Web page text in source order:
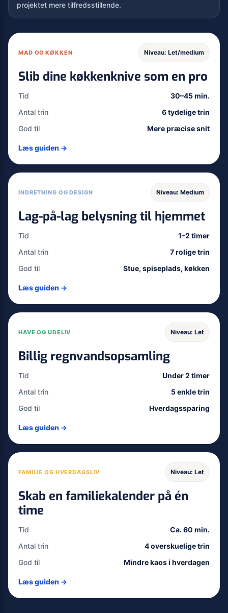
projektet mere tilfredsstillende.
MAD OG KØKKEN Niveau: Let/medium
Slib dine køkkenknive som en pro
Tid
30–45 min.
Antal trin
6 tydelige trin
God til
Mere præcise snit
Læs guiden →
INDRETNING OG DESIGN Niveau: Medium
Lag-på-lag belysning til hjemmet
Tid
1–2 timer
Antal trin
7 rolige trin
God til
Stue, spiseplads, køkken
Læs guiden →
HAVE OG UDELIV Niveau: Let
Billig regnvandsopsamling
Tid
Under 2 timer
Antal trin
5 enkle trin
God til
Hverdagssparing
Læs guiden →
FAMILIE OG HVERDAGSLIV Niveau: Let
Skab en familiekalender på én
time
Tid
Ca. 60 min.
Antal trin
4 overskuelige trin
God til
Mindre kaos i hverdagen
Læs guiden →